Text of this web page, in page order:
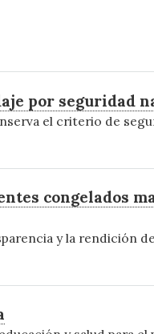
por seguridad
el criterio de
congelados
y la rendición